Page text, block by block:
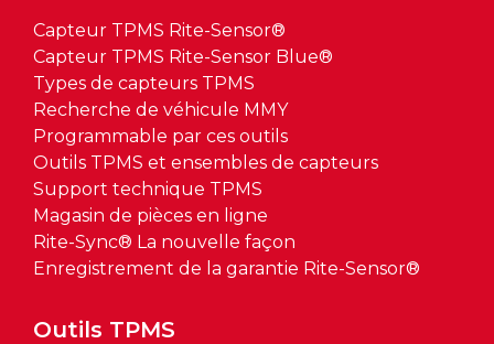
Capteur TPMS Rite-Sensor®
Capteur TPMS Rite-Sensor Blue®
Types de capteurs TPMS
Recherche de véhicule MMY
Programmable par ces outils
Outils TPMS et ensembles de capteurs
Support technique TPMS
Magasin de pièces en ligne
Rite-Sync® La nouvelle façon
Enregistrement de la garantie Rite-Sensor®
Outils TPMS